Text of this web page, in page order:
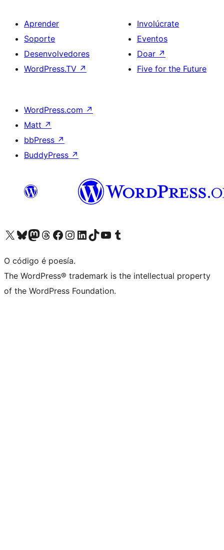
Aprender
Soporte
Desenvolvedores
WordPress.TV ↗
Involúcrate
Eventos
Doar ↗
Five for the Future
WordPress.com ↗
Matt ↗
bbPress ↗
BuddyPress ↗
Visita la cuenta de X (anteriormente Twitter)
Visita a nosa conta de Bluesky
Visita a nosa conta de Mastodon
Visita a nosa conta de Threads
Visita a nosa páxina de Facebook
Visita a nosa conta de Instagram
Visita a nosa conta de LinkedIn
Visita a nosa conta de TikTok
Visita a nosa canle de YouTube
Visita a nosa conta de Tumblr
O código é poesía.
The WordPress® trademark is the intellectual property
of the WordPress Foundation.